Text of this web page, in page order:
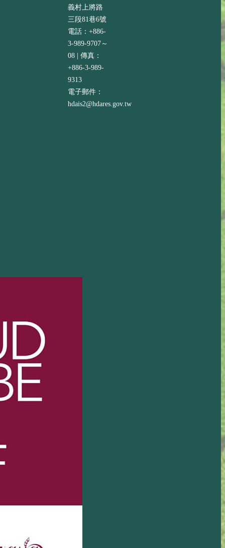
義村上將路
三段81巷6號
電話：+886-
3-989-9707～
08 | 傳真：
+886-3-989-
9313
電子郵件：
hdais2@hdares.gov.tw